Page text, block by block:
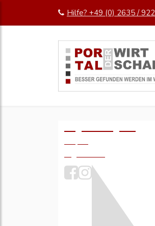
Hilfe? +49 (0) 2635 /